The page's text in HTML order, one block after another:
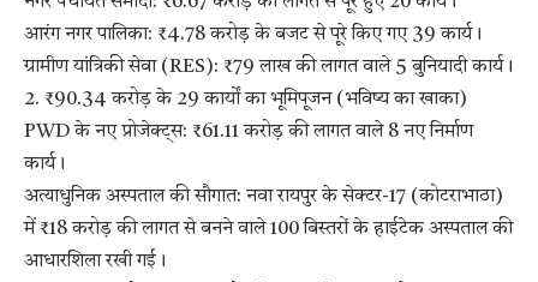
​आरंग नगर पालिका: ₹4.78 करोड़ के बजट से पूरे किए गए 39 कार्य।
​ग्रामीण यांत्रिकी सेवा (RES): ₹79 लाख की लागत वाले 5 बुनियादी कार्य।
​2. ₹90.34 करोड़ के 29 कार्यों का भूमिपूजन (भविष्य का खाका)
​PWD के नए प्रोजेक्ट्स: ₹61.11 करोड़ की लागत वाले 8 नए निर्माण
कार्य।
​अत्याधुनिक अस्पताल की सौगात: नवा रायपुर के सेक्टर-17 (कोटराभाठा)
में ₹18 करोड़ की लागत से बनने वाले 100 बिस्तरों के हाईटेक अस्पताल की
आधारशिला रखी गई।